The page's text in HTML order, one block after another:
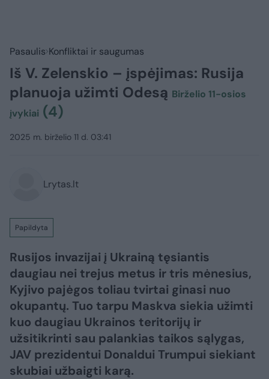
Pasaulis Konfliktai ir saugumas
Iš V. Zelenskio – įspėjimas: Rusija
planuoja užimti Odesą Birželio 11-osios
įvykiai (4)
2025 m. birželio 11 d. 03:41
Lrytas.lt
Papildyta
Rusijos invazijai į Ukrainą tęsiantis
daugiau nei trejus metus ir tris mėnesius,
Kyjivo pajėgos toliau tvirtai ginasi nuo
okupantų. Tuo tarpu Maskva siekia užimti
kuo daugiau Ukrainos teritorijų ir
užsitikrinti sau palankias taikos sąlygas,
JAV prezidentui Donaldui Trumpui siekiant
skubiai užbaigti karą.